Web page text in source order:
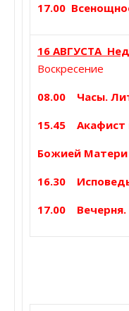
17.00
16 АВГУСТА
Воскресение
08.00 Часы.
15.45 Акафист
Божией Матери
16.30
17.00 Вечерня.